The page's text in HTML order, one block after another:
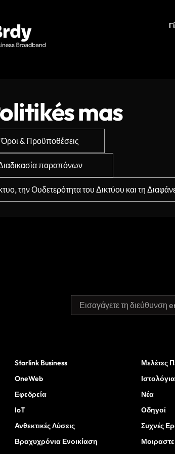
mas
Όροι & Προϋποθέσεις
παραπόνων
την Ουδετερότητα του Δικτύου και τη
Starlink Business
OneWeb
Εφεδρεία
IoT
Ανθεκτικές Λύσεις
Βραχυχρόνια Ενοικίαση
Μελέτες
Ιστολόγια
Νέα
Οδηγοί
Συχνές